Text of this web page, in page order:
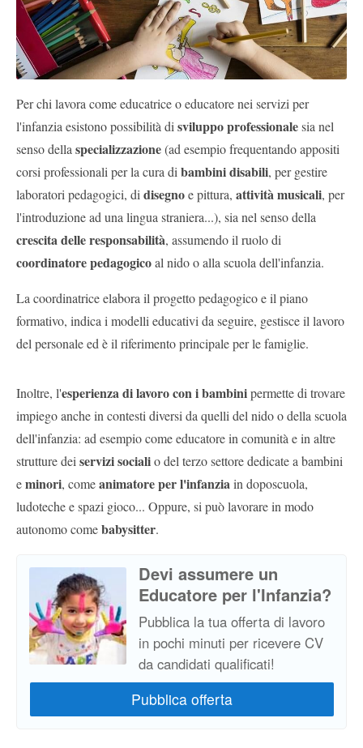
Per chi lavora come educatrice o educatore nei servizi per
l'infanzia esistono possibilità di sviluppo professionalesia nel
senso della specializzazione(ad esempio frequentando appositi
corsi professionali per la cura di bambini disabili, per gestire
laboratori pedagogici, di disegnoe pittura, attività musicali, per
l'introduzione ad una lingua straniera...), sia nel senso della
crescita delle responsabilità, assumendo il ruolo di
coordinatore pedagogicoal nido o alla scuola dell'infanzia.
La coordinatrice elabora il progetto pedagogico e il piano
formativo, indica i modelli educativi da seguire, gestisce il lavoro
del personale ed è il riferimento principale per le famiglie.
Inoltre, l'esperienza di lavoro con i bambinipermette di trovare
impiego anche in contesti diversi da quelli del nido o della scuola
dell'infanzia: ad esempio come educatore in comunità e in altre
strutture dei servizi socialio del terzo settore dedicate a bambini
eminori, comeanimatore per l'infanziain doposcuola,
ludoteche e spazi gioco... Oppure, si può lavorare in modo
autonomo comebabysitter.
Devi assumere un
Educatore per l'Infanzia?
Pubblica la tua offerta di lavoro
in pochi minuti per ricevere CV
da candidati qualificati!